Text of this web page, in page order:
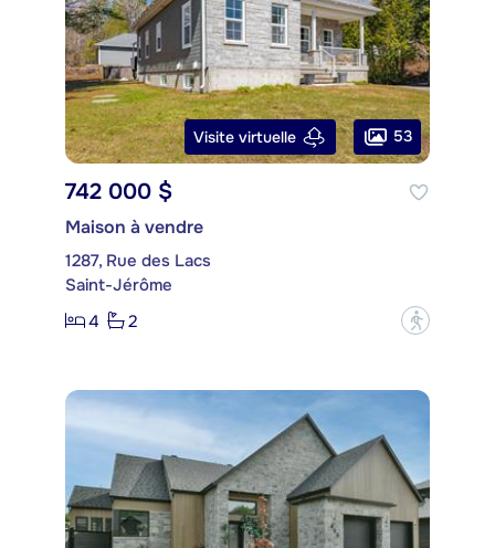
Visite virtuelle 53
742 000 $
Maison à vendre
1287, Rue des Lacs
Saint-Jérôme
4
2 ?